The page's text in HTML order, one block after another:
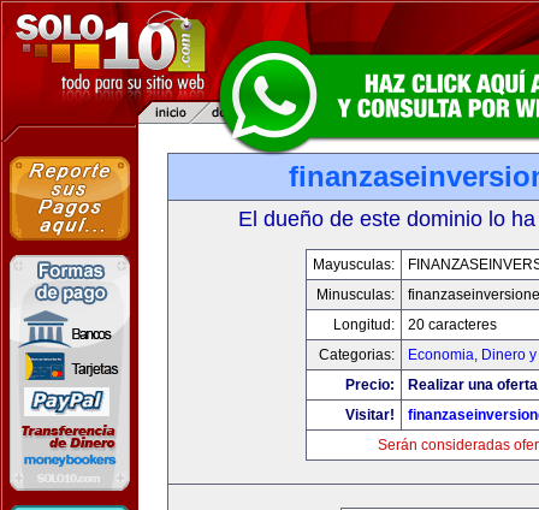
El dueño de este dominio lo
Mayusculas:
Minusculas:
Longitud:
20 caracteres
Categorias:
Economia, Dinero
Precio:
Realizar una
Visitar!
Serán consideradas